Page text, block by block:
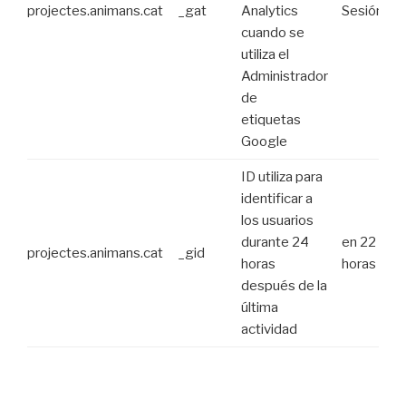
projectes.animans.cat _gat
Analytics
cuando se
utiliza el
Administrador
de
etiquetas
Google
Sesión
projectes.animans.cat _gid
ID utiliza para
identificar a
los usuarios
durante 24
horas
después de la
última
actividad
en 22
horas